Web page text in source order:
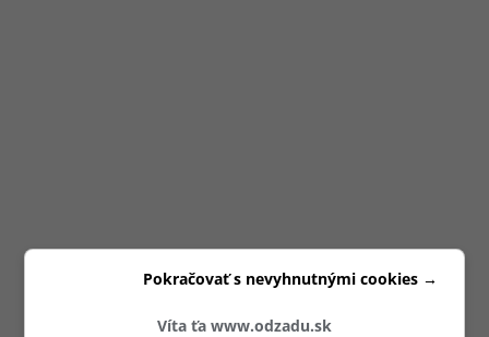
Víta ťa www.odzadu.sk
Pokračovať s nevyhnutnými cookies →